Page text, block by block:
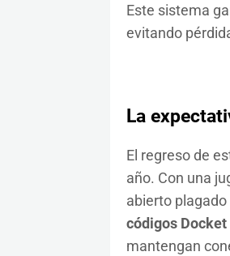
Este sistema
evitando
La
El regreso de
año. Con una
abierto
códigos Docket
mantengan